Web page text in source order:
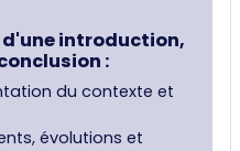
d'une introduction,
:
du contexte et
évolutions et